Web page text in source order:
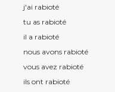
j'ai rabioté
tu as rabioté
il a rabioté
nous avons rabioté
vous avez rabioté
ils ont rabioté